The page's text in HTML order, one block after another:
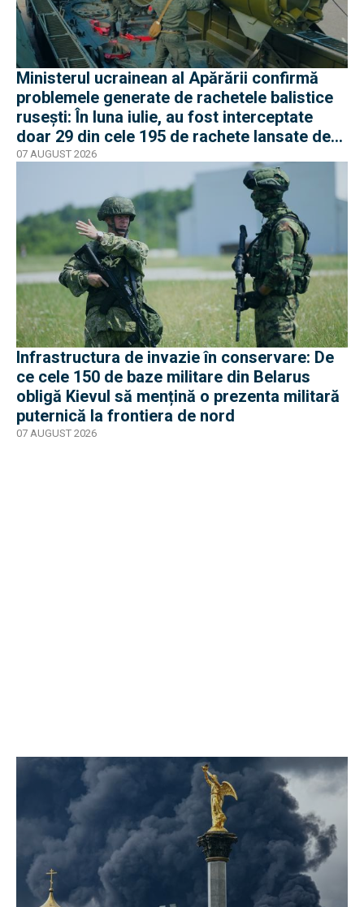
Ministerul ucrainean al Apărării confirmă
problemele generate de rachetele balistice
rusești: În luna iulie, au fost interceptate
doar 29 din cele 195 de rachete lansate de
armata rusă
07 AUGUST 2026
Infrastructura de invazie în conservare: De
ce cele 150 de baze militare din Belarus
obligă Kievul să mențină o prezenta militară
puternică la frontiera de nord
07 AUGUST 2026